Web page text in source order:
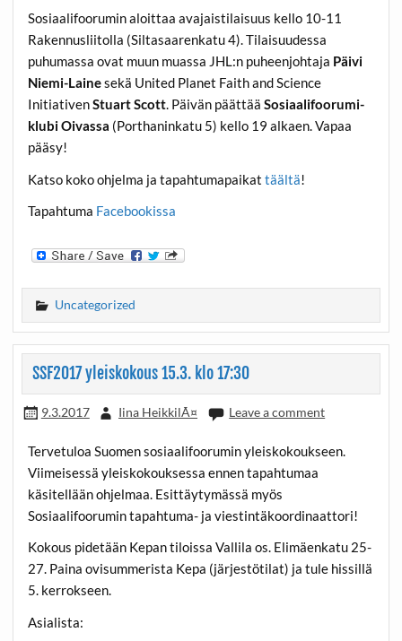
Sosiaalifoorumin aloittaa avajaistilaisuus kello 10-11
Rakennusliitolla (Siltasaarenkatu 4). Tilaisuudessa
puhumassa ovat muun muassa JHL:n puheenjohtaja Päivi
Niemi-Lainesekä United Planet Faith and Science
InitiativenStuart Scott. Päivän päättääSosiaalifoorumi-
klubi Oivassa (Porthaninkatu 5) kello 19 alkaen. Vapaa
pääsy!
Katso koko ohjelma ja tapahtumapaikattäältä!
Tapahtuma Facebookissa
Uncategorized
SSF2017 yleiskokous 15.3. klo 17:30
9.3.2017 Iina HeikkilÃ¤ Leave a comment
Tervetuloa Suomen sosiaalifoorumin yleiskokoukseen.
Viimeisessä yleiskokouksessa ennen tapahtumaa
käsitellään ohjelmaa. Esittäytymässä myös
Sosiaalifoorumin tapahtuma- ja viestintäkoordinaattori!
Kokous pidetään Kepan tiloissa Vallila os. Elimäenkatu 25-
27. Paina ovisummerista Kepa (järjestötilat) ja tule hissillä
5. kerrokseen.
Asialista: